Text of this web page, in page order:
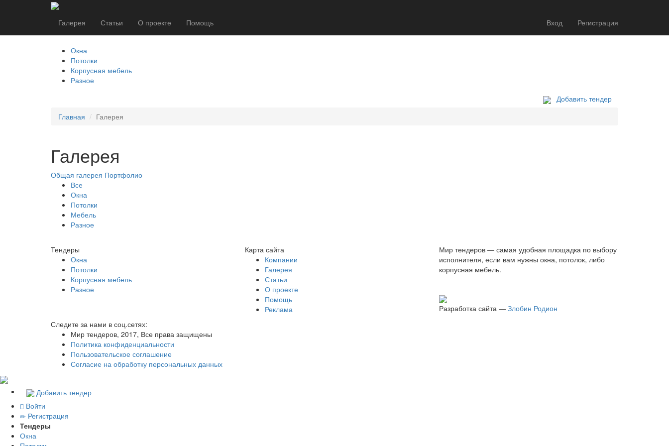
Галерея Статьи О проекте Помощь Вход Регистрация
Окна
Потолки
Корпусная мебель
Разное
Добавить тендер
Главная
Галерея
Галерея
Общая галерея Портфолио
Все
Окна
Потолки
Мебель
Разное
Тендеры
Окна
Потолки
Корпусная мебель
Разное
Карта сайта
Компании
Галерея
Статьи
О проекте
Помощь
Реклама
Мир тендеров — самая удобная площадка по выбору
исполнителя, если вам нужны окна, потолок, либо
корпусная мебель.
Разработка сайта — Злобин Родион
Следите за нами в соц.сетях:
Мир тендеров, 2017, Все права защищены
Политика конфиденциальности
Пользовательское соглашение
Согласие на обработку персональных данных
Добавить тендер
Войти
Регистрация
Тендеры
Окна